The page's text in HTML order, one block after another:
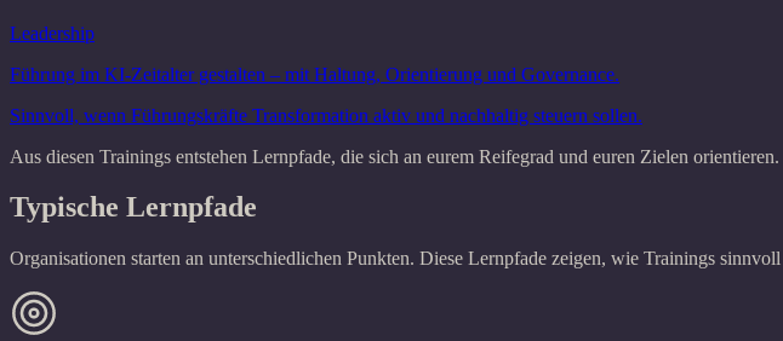
Leadership
Führung im KI-Zeitalter gestalten – mit Haltung, Orientierung und Governance.
Sinnvoll, wenn Führungskräfte Transformation aktiv und nachhaltig steuern sollen.
Aus diesen Trainings entstehen Lernpfade, die sich an eurem Reifegrad und euren Zielen orientieren.
Typische Lernpfade
Organisationen starten an unterschiedlichen Punkten. Diese Lernpfade zeigen, wie Trainings